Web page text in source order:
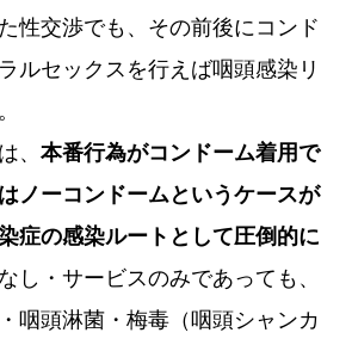
性交渉でも、その前後にコンド
ルセックスを行えば咽頭感染リ
、 本番行為がコンドーム着用で
ノーコンドームというケースが
症の感染ルートとして圧倒的に
し・サービスのみであっても、
咽頭淋菌・梅毒（咽頭シャンカ